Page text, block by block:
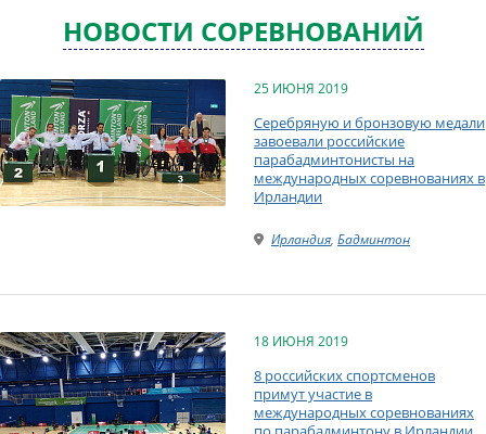
НОВОСТИ СОРЕВНОВАНИЙ
25 ИЮНЯ 2019
Серебряную и бронзовую медали
завоевали российские
парабадминтонисты на
международных соревнованиях в
Ирландии
Ирландия, Бадминтон
18 ИЮНЯ 2019
8 российских спортсменов
примут участие в
международных соревнованиях